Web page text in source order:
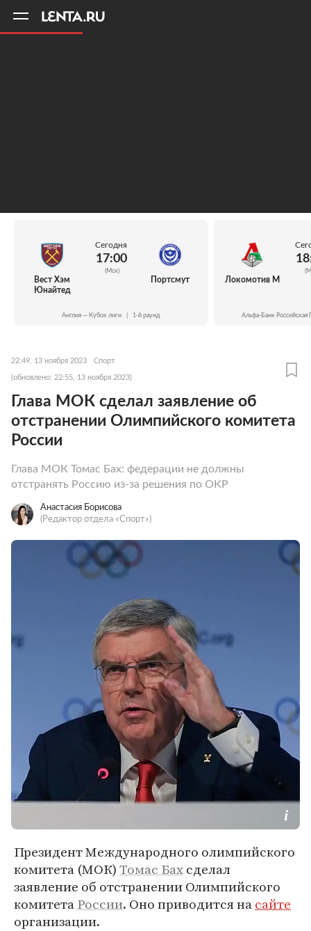
Вест Хэм
Юнайтед
Сегодня
17:00
(Мск)
Портсмут
Англия — Кубок лиги 1-й раунд
Локомотив М
Альфа-Банк Российская
22:49, 13 ноября 2023 Спорт
(обновлено: 22:55, 13 ноября 2023)
Глава МОК сделал заявление об
отстранении Олимпийского комитета
России
Глава МОК Томас Бах: федерации не должны
отстранять Россию из-за решения по ОКР
Анастасия Борисова
(Редактор отдела «Спорт»)
Президент Международного олимпийского
комитета (МОК)Томас Бахсделал
заявление об отстранении Олимпийского
комитетаРоссии. Оно приводится насайте
организации.